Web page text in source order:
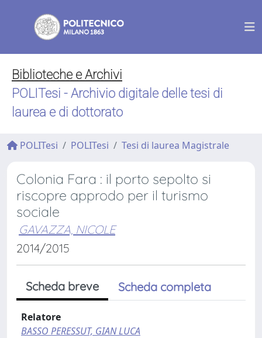
Biblioteche e Archivi
POLITesi - Archivio digitale delle tesi di
laurea e di dottorato
POLITesi POLITesi Tesi di laurea Magistrale
Colonia Fara : il porto sepolto si
riscopre approdo per il turismo
sociale
GAVAZZA, NICOLE
2014/2015
Scheda breve Scheda completa
Relatore
BASSO PERESSUT, GIAN LUCA